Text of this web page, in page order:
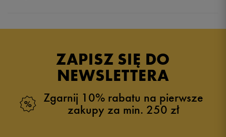
ZAPISZ SIĘ DO
NEWSLETTERA
Zgarnij 10% rabatu na pierwsze
zakupy za min. 250 zł